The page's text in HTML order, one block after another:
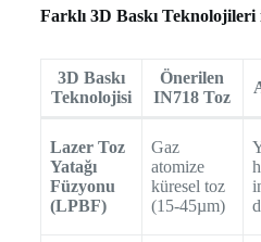
Farklı 3D Baskı Teknolojileri
3D Baskı
Teknolojisi
Önerilen
IN718 Toz
Lazer Toz
Yatağı
Füzyonu
(LPBF)
Gaz
atomize
küresel toz
(15-45µm)